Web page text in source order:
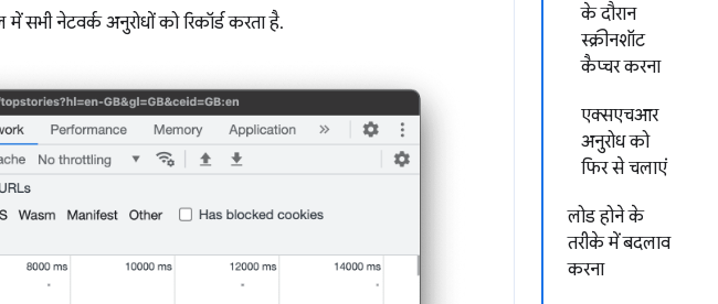
के दौरान
स्क्रीनशॉट
कैप्चर करना
एक्सएचआर
अनुरोध को
फिर से चलाएं
लोड होने के
तरीके में बदलाव
करना
सभी नेटवर्क अनुरोधों को रिकॉर्ड करता है.